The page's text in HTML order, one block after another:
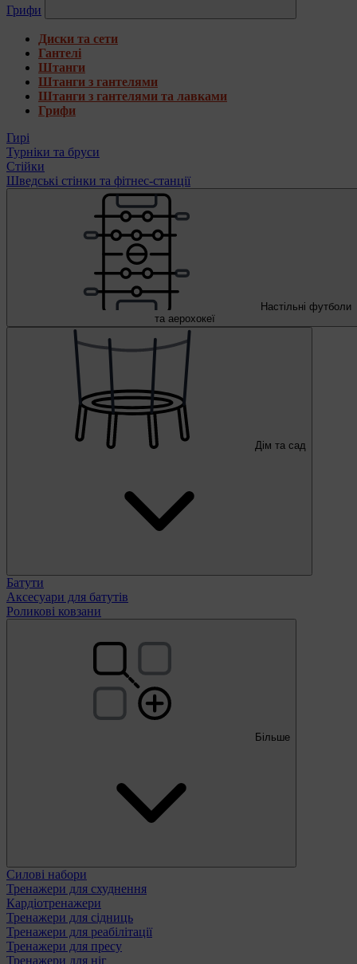
Грифи
Диски та сети
Гантелі
Штанги
Штанги з гантелями
Штанги з гантелями та лавками
Грифи
Гирі
Турніки та бруси
Стійки
Шведські стінки та фітнес-станції
Настільні футболи
та аерохокеї
Дім та сад
Батути
Аксесуари для батутів
Роликові ковзани
Більше
Силові набори
Тренажери для схуднення
Кардіотренажери
Тренажери для сідниць
Тренажери для реабілітації
Тренажери для пресу
Тренажери для ніг